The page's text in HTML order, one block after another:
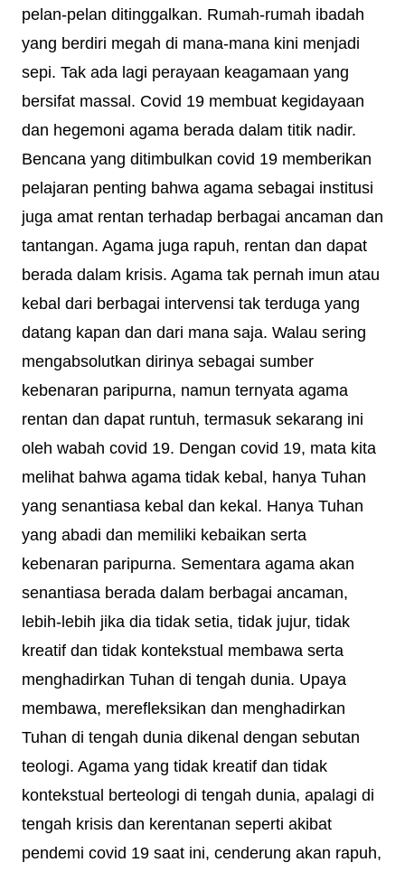
pelan-pelan ditinggalkan. Rumah-rumah ibadah
yang berdiri megah di mana-mana kini menjadi
sepi. Tak ada lagi perayaan keagamaan yang
bersifat massal. Covid 19 membuat kegidayaan
dan hegemoni agama berada dalam titik nadir.
Bencana yang ditimbulkan covid 19 memberikan
pelajaran penting bahwa agama sebagai institusi
juga amat rentan terhadap berbagai ancaman dan
tantangan. Agama juga rapuh, rentan dan dapat
berada dalam krisis. Agama tak pernah imun atau
kebal dari berbagai intervensi tak terduga yang
datang kapan dan dari mana saja. Walau sering
mengabsolutkan dirinya sebagai sumber
kebenaran paripurna, namun ternyata agama
rentan dan dapat runtuh, termasuk sekarang ini
oleh wabah covid 19. Dengan covid 19, mata kita
melihat bahwa agama tidak kebal, hanya Tuhan
yang senantiasa kebal dan kekal. Hanya Tuhan
yang abadi dan memiliki kebaikan serta
kebenaran paripurna. Sementara agama akan
senantiasa berada dalam berbagai ancaman,
lebih-lebih jika dia tidak setia, tidak jujur, tidak
kreatif dan tidak kontekstual membawa serta
menghadirkan Tuhan di tengah dunia. Upaya
membawa, merefleksikan dan menghadirkan
Tuhan di tengah dunia dikenal dengan sebutan
teologi. Agama yang tidak kreatif dan tidak
kontekstual berteologi di tengah dunia, apalagi di
tengah krisis dan kerentanan seperti akibat
pendemi covid 19 saat ini, cenderung akan rapuh,